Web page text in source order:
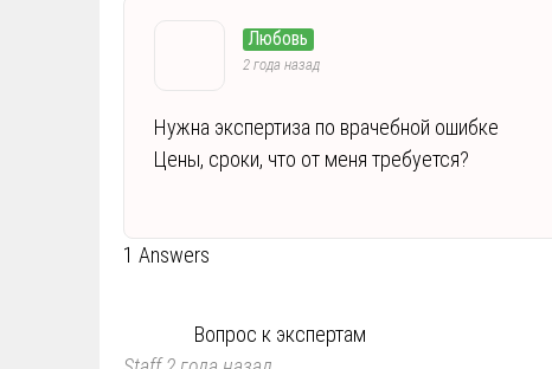
Любовь
2 года назад
Нужна экспертиза по врачебной ошибке
Цены, сроки, что от меня требуется?
1 Answers
Вопрос к экспертам